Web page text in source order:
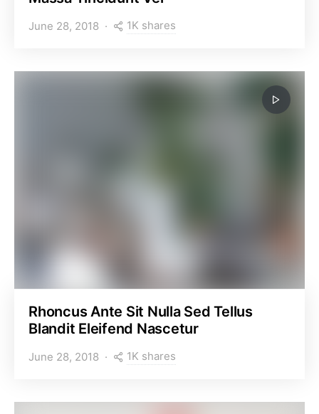
June 28, 2018 1K shares
Rhoncus Ante Sit Nulla Sed Tellus
Blandit Eleifend Nascetur
June 28, 2018 1K shares